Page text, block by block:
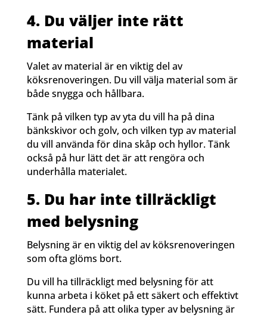
4. Du väljer inte rätt
material
Valet av material är en viktig del av
köksrenoveringen. Du vill välja material som är
både snygga och hållbara.
Tänk på vilken typ av yta du vill ha på dina
bänkskivor och golv, och vilken typ av material
du vill använda för dina skåp och hyllor. Tänk
också på hur lätt det är att rengöra och
underhålla materialet.
5. Du har inte tillräckligt
med belysning
Belysning är en viktig del av köksrenoveringen
som ofta glöms bort.
Du vill ha tillräckligt med belysning för att
kunna arbeta i köket på ett säkert och effektivt
sätt. Fundera på att olika typer av belysning är